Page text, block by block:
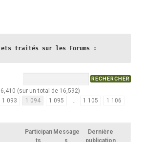
traités sur les Forums :
(sur un total de 16,592)
1 093 1 094 1 095 … 1 105
1 106
Participan Message
Dernière